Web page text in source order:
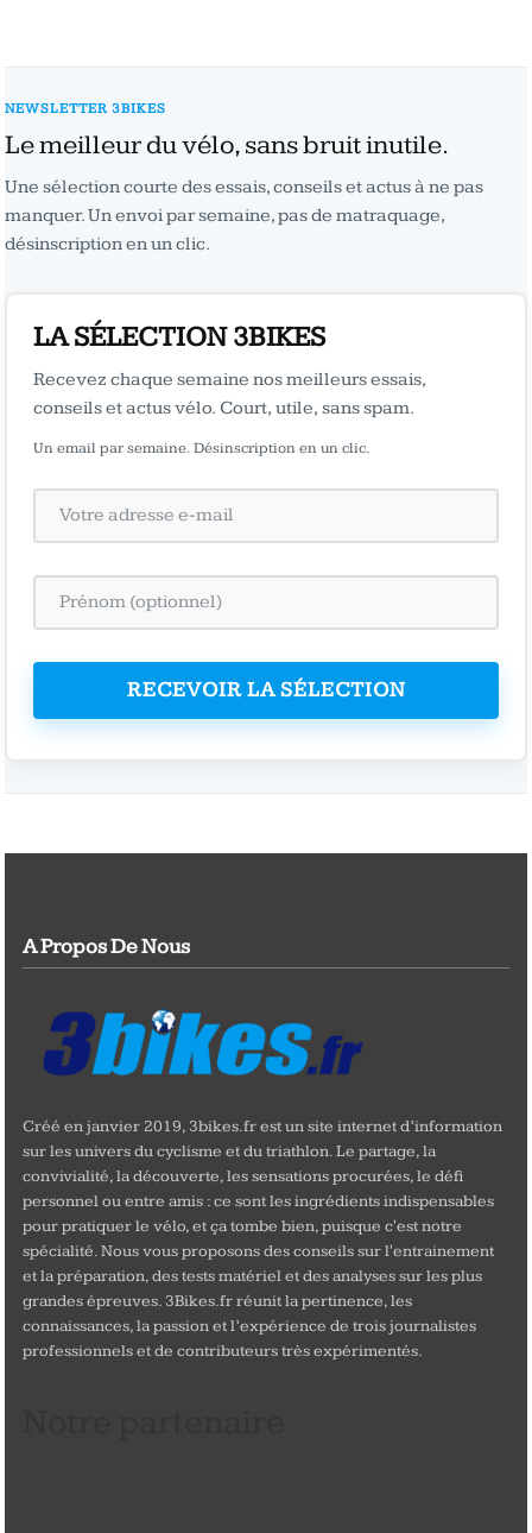
NEWSLETTER 3BIKES
Le meilleur du vélo, sans bruit inutile.
Une sélection courte des essais, conseils et actus à ne pas
manquer. Un envoi par semaine, pas de matraquage,
désinscription en un clic.
LA SÉLECTION 3BIKES
Recevez chaque semaine nos meilleurs essais,
conseils et actus vélo. Court, utile, sans spam.
Un email par semaine. Désinscription en un clic.
RECEVOIR LA SÉLECTION
A Propos De Nous
Créé en janvier 2019, 3bikes.fr est un site internet d’information
sur les univers du cyclisme et du triathlon. Le partage, la
convivialité, la découverte, les sensations procurées, le défi
personnel ou entre amis : ce sont les ingrédients indispensables
pour pratiquer le vélo, et ça tombe bien, puisque c'est notre
spécialité. Nous vous proposons des conseils sur l'entrainement
et la préparation, des tests matériel et des analyses sur les plus
grandes épreuves. 3Bikes.fr réunit la pertinence, les
connaissances, la passion et l’expérience de trois journalistes
professionnels et de contributeurs très expérimentés.